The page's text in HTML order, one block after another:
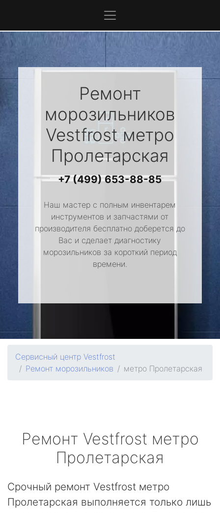
Ремонт
морозильников
Vestfrostметро
Пролетарская
+7 (499) 653-88-85
Наш мастер с полным инвентарем
инструментов и запчастями от
производителя бесплатно доберется до
Вас и сделает диагностику
морозильников за короткий период
времени.
Сервисный центр Vestfrost
Ремонт морозильников
метро Пролетарская
Ремонт Vestfrost метро
Пролетарская
Срочный ремонт Vestfrost метро
Пролетарская выполняется только лишь